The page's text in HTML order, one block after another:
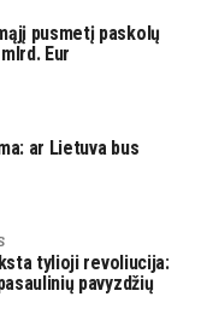
pusmetį paskolų
Eur
ar Lietuva bus
tylioji revoliucija:
pavyzdžių